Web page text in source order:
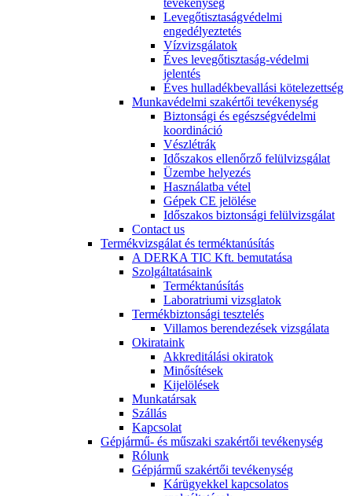
Levegőtisztaságvédelmi
engedélyeztetés
Vízvizsgálatok
Éves levegőtisztaság-védelmi
jelentés
Éves hulladékbevallási kötelezettség
Munkavédelmi szakértői tevékenység
Biztonsági és egészségvédelmi
koordináció
Vészlétrák
Időszakos ellenőrző felülvizsgálat
Üzembe helyezés
Használatba vétel
Gépek CE jelölése
Időszakos biztonsági felülvizsgálat
Contact us
Termékvizsgálat és terméktanúsítás
A DERKA TIC Kft. bemutatása
Szolgáltatásaink
Terméktanúsítás
Laboratriumi vizsglatok
Termékbiztonsági tesztelés
Villamos berendezések vizsgálata
Okirataink
Akkreditálási okiratok
Minősítések
Kijelölések
Munkatársak
Szállás
Kapcsolat
Gépjármű- és műszaki szakértői tevékenység
Rólunk
Gépjármű szakértői tevékenység
Kárügyekkel kapcsolatos